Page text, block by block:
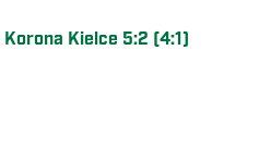
Kielce 5:2 (4:1)